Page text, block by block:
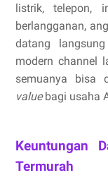
listrik, telepon,
berlangganan,
datang
modern channel
semuanya bisa
valuebagi usaha
Keuntungan
Termurah